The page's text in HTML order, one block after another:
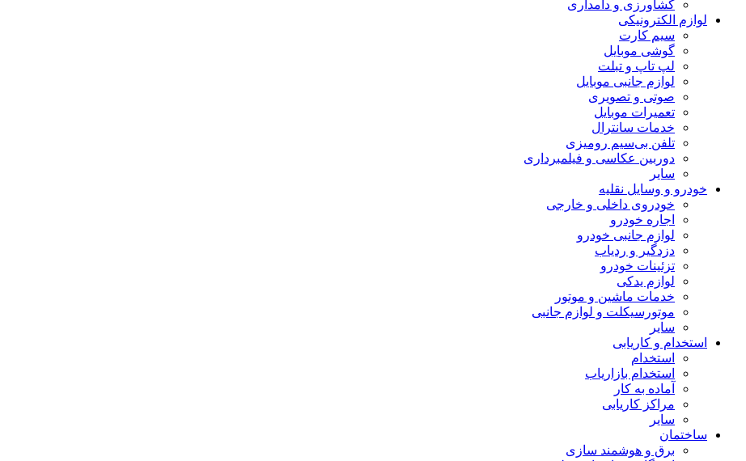
کشاورزی و دامداری
لوازم الکترونیکی
سیم کارت
گوشی موبایل
لپ تاپ و تبلت
لوازم جانبی موبایل
صوتی و تصویری
تعمیرات موبایل
خدمات سانترال
تلفن بی‌سیم رومیزی
دوربین عکاسی و فیلمبرداری
سایر
خودرو و وسایل نقلیه
خودروی داخلی و خارجی
اجاره خودرو
لوازم جانبی خودرو
دزدگیر و ردیاب
تزئینات خودرو
لوازم یدکی
خدمات ماشین و موتور
موتورسیکلت و لوازم جانبی
سایر
استخدام و کاریابی
استخدام
استخدام بازاریاب
آماده به کار
مراکز کاریابی
سایر
ساختمان
برق و هوشمند سازی